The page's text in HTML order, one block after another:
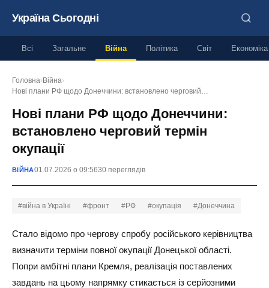
Україна Сьогодні
Всі Загальне Війна Політика Світ Економіка
Головна› Війна›
Нові плани РФ щодо Донеччини: встановлено черговий…
Нові плани РФ щодо Донеччини:
встановлено черговий термін
окупації
ВІЙНА01.07.2026 о 09:5630 переглядів
#війна в Україні #фронт #РФ #окупація #Донеччина
Стало відомо про чергову спробу російського керівництва
визначити терміни повної окупації Донецької області.
Попри амбітні плани Кремля, реалізація поставлених
завдань на цьому напрямку стикається із серйозними